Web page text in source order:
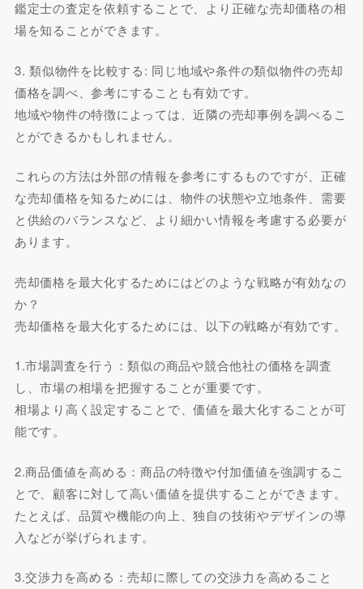
鑑定士の査定を依頼することで、より正確な売却価格の相
場を知ることができます。
3. 類似物件を比較する: 同じ地域や条件の類似物件の売却
価格を調べ、参考にすることも有効です。
地域や物件の特徴によっては、近隣の売却事例を調べるこ
とができるかもしれません。
これらの方法は外部の情報を参考にするものですが、正確
な売却価格を知るためには、物件の状態や立地条件、需要
と供給のバランスなど、より細かい情報を考慮する必要が
あります。
売却価格を最大化するためにはどのような戦略が有効なの
か？
売却価格を最大化するためには、以下の戦略が有効です。
1.市場調査を行う：類似の商品や競合他社の価格を調査
し、市場の相場を把握することが重要です。
相場より高く設定することで、価値を最大化することが可
能です。
2.商品価値を高める：商品の特徴や付加価値を強調するこ
とで、顧客に対して高い価値を提供することができます。
たとえば、品質や機能の向上、独自の技術やデザインの導
入などが挙げられます。
3.交渉力を高める：売却に際しての交渉力を高めること